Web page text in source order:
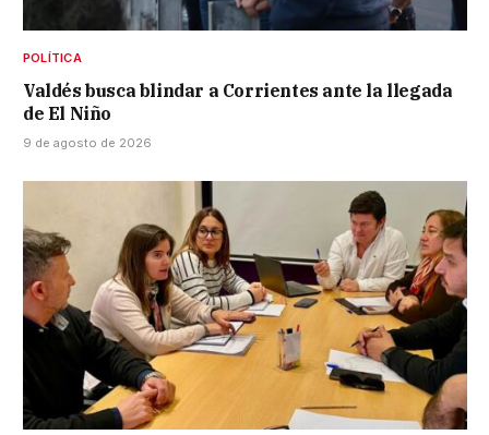
POLÍTICA
Valdés busca blindar a Corrientes ante la llegada
de El Niño
9 de agosto de 2026